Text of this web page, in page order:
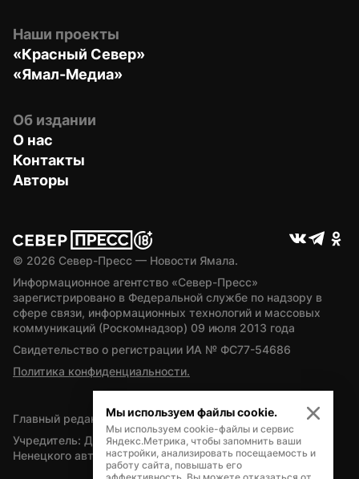
Наши проекты
«Красный Север»
«Ямал-Медиа»
Об издании
О нас
Контакты
Авторы
© 2026 Север-Пресс — Новости Ямала.
Информационное агентство «Север-Пресс»
зарегистрировано в Федеральной службе по надзору в
сфере связи, информационных технологий и массовых
коммуникаций (Роскомнадзор) 09 июля 2013 года
Свидетельство о регистрации ИА № ФС77-54686
Политика конфиденциальности.
Главный редактор — А.Л. Поздеев
Учредитель: Департамент внутренней политики Ямало-
Ненецкого автономного округа
Мы используем файлы cookie.
Мы используем cookie-файлы и сервис
Яндекс.Метрика, чтобы запомнить ваши
настройки, анализировать посещаемость и
работу сайта, повышать его